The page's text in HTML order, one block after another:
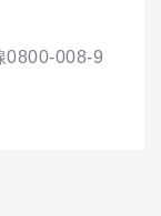
0800-008-9